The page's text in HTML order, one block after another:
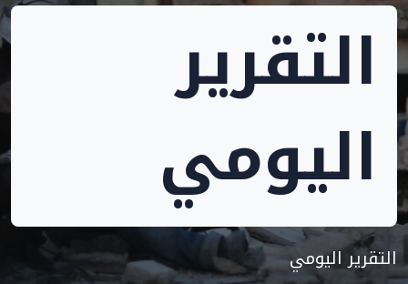
التقرير
اليومي
التقرير اليومي